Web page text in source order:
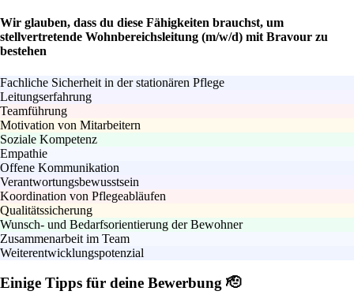
Wir glauben, dass du diese Fähigkeiten brauchst, um
stellvertretende Wohnbereichsleitung (m/w/d) mit Bravour zu
bestehen
Fachliche Sicherheit in der stationären Pflege
Leitungserfahrung
Teamführung
Motivation von Mitarbeitern
Soziale Kompetenz
Empathie
Offene Kommunikation
Verantwortungsbewusstsein
Koordination von Pflegeabläufen
Qualitätssicherung
Wunsch- und Bedarfsorientierung der Bewohner
Zusammenarbeit im Team
Weiterentwicklungspotenzial
Einige Tipps für deine Bewerbung 🫡